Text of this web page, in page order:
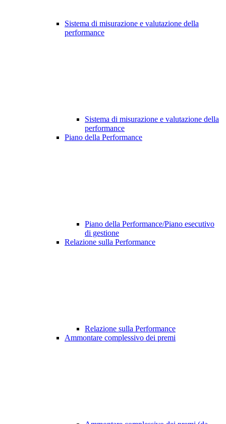
Sistema di misurazione e valutazione della
performance
Sistema di misurazione e valutazione della
performance
Piano della Performance
Piano della Performance/Piano esecutivo
di gestione
Relazione sulla Performance
Relazione sulla Performance
Ammontare complessivo dei premi